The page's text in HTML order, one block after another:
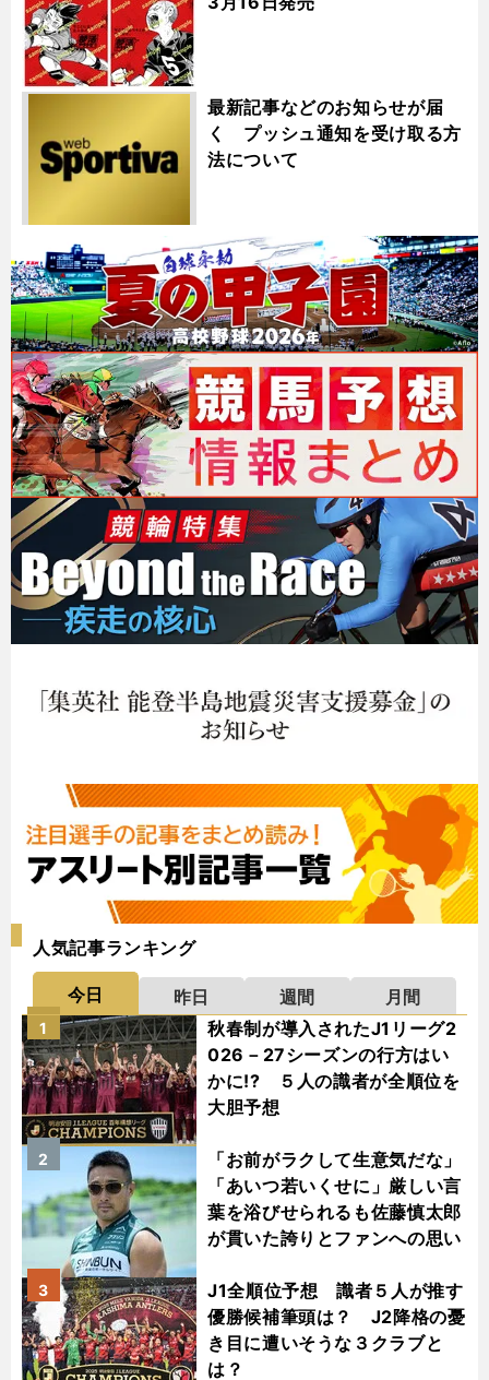
最新記事などのお知らせが届
く プッシュ通知を受け取る方
法について
人気記事ランキング
今日 昨日 週間
月間
秋春制が導入されたJ1リーグ2
026－27シーズンの行方はい
かに!? ５人の識者が全順位を
大胆予想
1
「お前がラクして生意気だな」
「あいつ若いくせに」厳しい言
葉を浴びせられるも佐藤慎太郎
が貫いた誇りとファンへの思い
2
J1全順位予想 識者５人が推す
優勝候補筆頭は？ J2降格の憂
き目に遭いそうな３クラブと
は？
3